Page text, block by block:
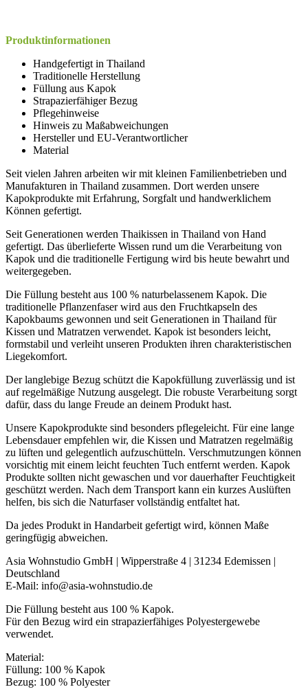
Produktinformationen
Handgefertigt in Thailand
Traditionelle Herstellung
Füllung aus Kapok
Strapazierfähiger Bezug
Pflegehinweise
Hinweis zu Maßabweichungen
Hersteller und EU-Verantwortlicher
Material
Seit vielen Jahren arbeiten wir mit kleinen Familienbetrieben und
Manufakturen in Thailand zusammen. Dort werden unsere
Kapokprodukte mit Erfahrung, Sorgfalt und handwerklichem
Können gefertigt.
Seit Generationen werden Thaikissen in Thailand von Hand
gefertigt. Das überlieferte Wissen rund um die Verarbeitung von
Kapok und die traditionelle Fertigung wird bis heute bewahrt und
weitergegeben.
Die Füllung besteht aus 100 % naturbelassenem Kapok. Die
traditionelle Pflanzenfaser wird aus den Fruchtkapseln des
Kapokbaums gewonnen und seit Generationen in Thailand für
Kissen und Matratzen verwendet. Kapok ist besonders leicht,
formstabil und verleiht unseren Produkten ihren charakteristischen
Liegekomfort.
Der langlebige Bezug schützt die Kapokfüllung zuverlässig und ist
auf regelmäßige Nutzung ausgelegt. Die robuste Verarbeitung sorgt
dafür, dass du lange Freude an deinem Produkt hast.
Unsere Kapokprodukte sind besonders pflegeleicht. Für eine lange
Lebensdauer empfehlen wir, die Kissen und Matratzen regelmäßig
zu lüften und gelegentlich aufzuschütteln. Verschmutzungen können
vorsichtig mit einem leicht feuchten Tuch entfernt werden. Kapok
Produkte sollten nicht gewaschen und vor dauerhafter Feuchtigkeit
geschützt werden. Nach dem Transport kann ein kurzes Auslüften
helfen, bis sich die Naturfaser vollständig entfaltet hat.
Da jedes Produkt in Handarbeit gefertigt wird, können Maße
geringfügig abweichen.
Asia Wohnstudio GmbH | Wipperstraße 4 | 31234 Edemissen |
Deutschland
E-Mail: info@asia-wohnstudio.de
Die Füllung besteht aus 100 % Kapok.
Für den Bezug wird ein strapazierfähiges Polyestergewebe
verwendet.
Material:
Füllung: 100 % Kapok
Bezug: 100 % Polyester